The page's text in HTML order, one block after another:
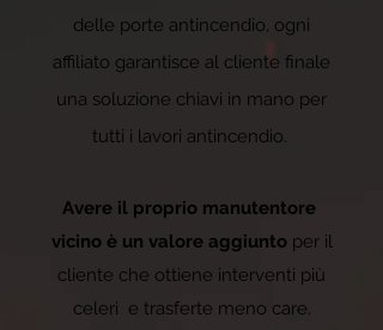
delle porte antincendio, ogni
affiliato garantisce al cliente finale
una soluzione chiavi in mano per
tutti i lavori antincendio.
Avere il proprio manutentore
vicino è un valore aggiuntoper il
cliente che ottiene interventi più
celeri e trasferte meno care.